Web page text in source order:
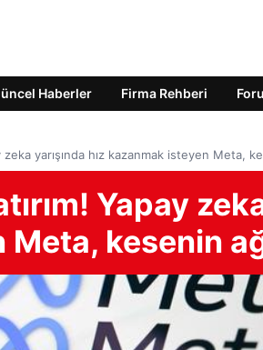
Haberler Firma Rehberi
yarışında hız kazanmak isteyen Meta,
Yapay
kesenin